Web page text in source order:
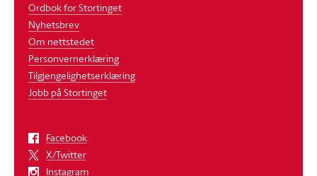
Ordbok for Stortinget
Nyhetsbrev
Om nettstedet
Personvernerklæring
Tilgjengelighetserklæring
Jobb på Stortinget
Facebook
X/Twitter
Instagram